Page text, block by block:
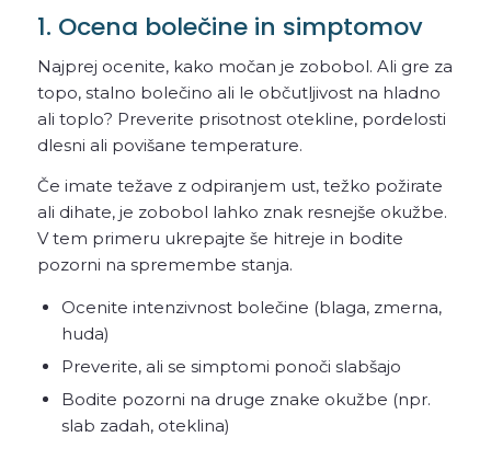
1. Ocena bolečine in simptomov
Najprej ocenite, kako močan je zobobol. Ali gre za
topo, stalno bolečino ali le občutljivost na hladno
ali toplo? Preverite prisotnost otekline, pordelosti
dlesni ali povišane temperature.
Če imate težave z odpiranjem ust, težko požirate
ali dihate, je zobobol lahko znak resnejše okužbe.
V tem primeru ukrepajte še hitreje in bodite
pozorni na spremembe stanja.
Ocenite intenzivnost bolečine (blaga, zmerna,
huda)
Preverite, ali se simptomi ponoči slabšajo
Bodite pozorni na druge znake okužbe (npr.
slab zadah, oteklina)